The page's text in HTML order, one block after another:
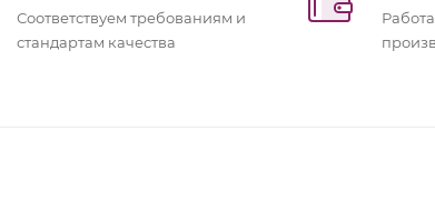
Соответствуем требованиям и
стандартам качества